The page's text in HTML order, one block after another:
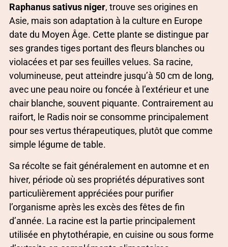
Raphanus sativus niger, trouve ses origines en
Asie, mais son adaptation à la culture en Europe
date du Moyen Âge. Cette plante se distingue par
ses grandes tiges portant des fleurs blanches ou
violacées et par ses feuilles velues. Sa racine,
volumineuse, peut atteindre jusqu’à 50 cm de long,
avec une peau noire ou foncée à l’extérieur et une
chair blanche, souvent piquante. Contrairement au
raifort, le Radis noir se consomme principalement
pour ses vertus thérapeutiques, plutôt que comme
simple légume de table.
Sa récolte se fait généralement en automne et en
hiver, période où ses propriétés dépuratives sont
particulièrement appréciées pour purifier
l’organisme après les excès des fêtes de fin
d’année. La racine est la partie principalement
utilisée en phytothérapie, en cuisine ou sous forme